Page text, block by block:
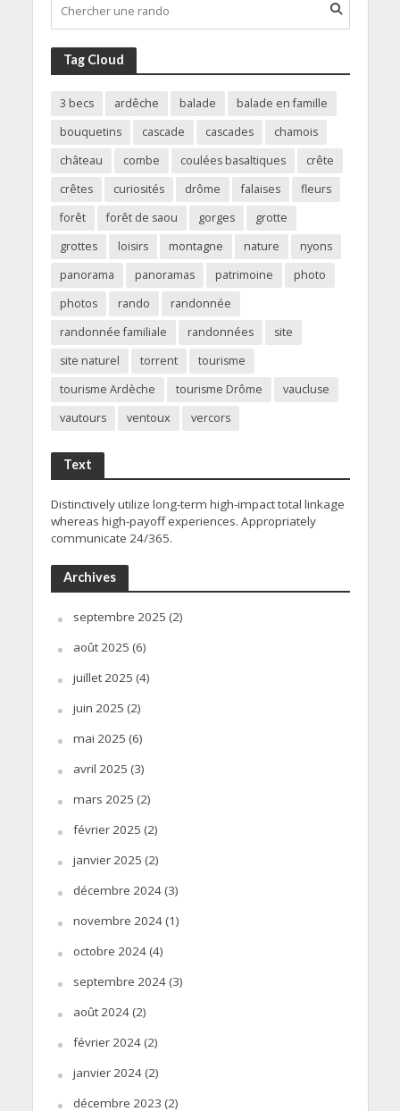
Tag Cloud
3 becs ardêche balade
balade en famille
bouquetins
cascade cascades
chamois
château
combe coulées basaltiques
crête
crêtes
curiosités drôme falaises
fleurs
forêt
forêt de saou gorges
grotte
grottes
loisirs montagne nature
nyons
panorama
panoramas patrimoine
photo
photos
rando
randonnée
randonnée familiale
randonnées
site
site naturel
torrent
tourisme
tourisme Ardèche
tourisme Drôme
vaucluse
vautours
ventoux vercors
Text
Distinctively utilize long-term high-impact total linkage
whereas high-payoff experiences. Appropriately
communicate 24/365.
Archives
septembre 2025 (2)
août 2025 (6)
juillet 2025 (4)
juin 2025 (2)
mai 2025 (6)
avril 2025 (3)
mars 2025 (2)
février 2025 (2)
janvier 2025 (2)
décembre 2024(3)
novembre 2024(1)
octobre 2024(4)
septembre 2024(3)
août 2024(2)
février 2024(2)
janvier 2024(2)
décembre 2023 (2)